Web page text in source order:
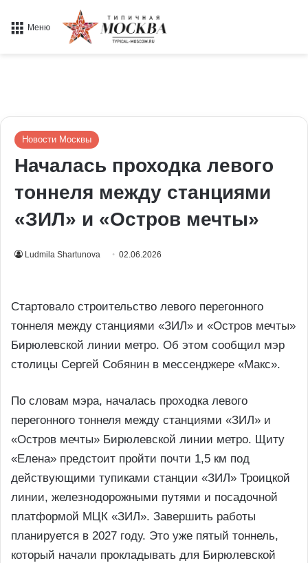
Меню
Новости Москвы
Началась проходка левого
тоннеля между станциями
«ЗИЛ» и «Остров мечты»
Ludmila Shartunova 02.06.2026
Стартовало строительство левого перегонного
тоннеля между станциями «ЗИЛ» и «Остров мечты»
Бирюлeвской линии метро. Об этом сообщил мэр
столицы Сергей Собянин в мессенджере «Макс».
По словам мэра, началась проходка левого
перегонного тоннеля между станциями «ЗИЛ» и
«Остров мечты» Бирюлевской линии метро. Щиту
«Елена» предстоит пройти почти 1,5 км под
действующими тупиками станции «ЗИЛ» Троицкой
линии, железнодорожными путями и посадочной
платформой МЦК «ЗИЛ». Завершить работы
планируется в 2027 году. Это уже пятый тоннель,
который начали прокладывать для Бирюлевской